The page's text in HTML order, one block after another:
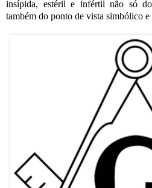
insípida, estéril e infértil não só
também do ponto de vista simbólico